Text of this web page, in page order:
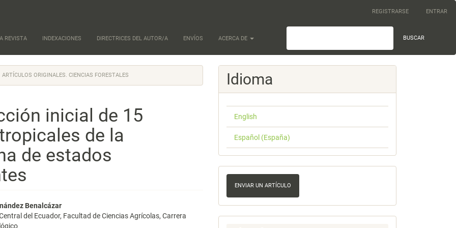
REGISTRARSE ENTRAR
REVISTA INDEXACIONES DIRECTRICES DEL AUTOR/A ENVÍOS ACERCA DE BUSCAR
ARTÍCULOS ORIGINALES. CIENCIAS FORESTALES
inicial de 15
de la
de estados
Benalcázar
del Ecuador, Facultad de Ciencias Agrícolas, Carrera
Idioma
English
Español (España)
Enviar
un
artículo
ENVIAR UN ARTÍCULO